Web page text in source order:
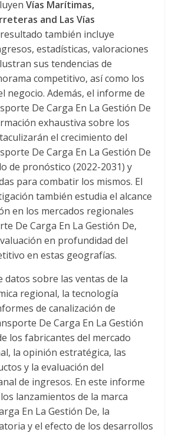
Vías Marítimas,
and Las Vías
resultado también incluye
estadísticas, valoraciones
sus tendencias de
competitivo, así como los
negocio. Además, el informe de
De Carga En La Gestión De
exhaustiva sobre los
el crecimiento del
De Carga En La Gestión De
de pronóstico (2022-2031) y
para combatir los mismos. El
también estudia el alcance
en los mercados regionales
De Carga En La Gestión De,
en profundidad del
en estas geografías.
datos sobre las ventas de la
regional, la tecnología
de canalización de
De Carga En La Gestión
los fabricantes del mercado
la opinión estratégica, las
y la evaluación del
de ingresos. En este informe
lanzamientos de la marca
En La Gestión De, la
y el efecto de los desarrollos